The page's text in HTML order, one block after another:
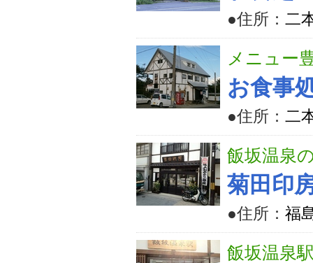
●住所： 二
メニュー
お食事
●住所： 二
飯坂温泉
菊田印
●住所： 福
飯坂温泉